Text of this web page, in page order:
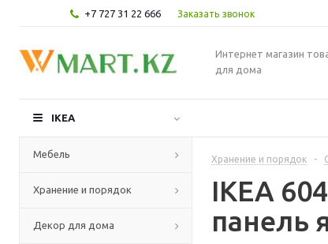
+7 727 31 22 666 Заказать звонок
Интернет магазин
для дома
IKEA
Мебель
Хранение и порядок
Декор для дома
Хранение и порядок -
IKEA
панель